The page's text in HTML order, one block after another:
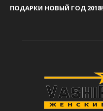
ПОДАРКИ НОВЫЙ ГОД 2018!